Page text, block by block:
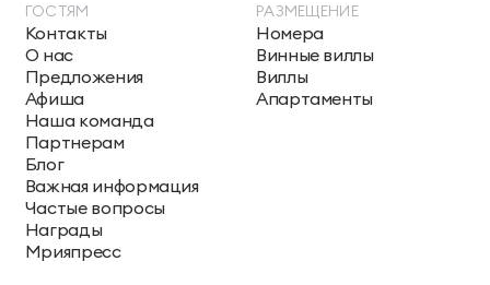
ГОСТЯМ
Контакты
О нас
Предложения
Афиша
Наша команда
Партнерам
Блог
Важная информация
Частые вопросы
Награды
Мрияпресс
РАЗМЕЩЕНИЕ
Номера
Винные виллы
Виллы
Апартаменты